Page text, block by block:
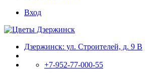
Вход
Дзержинск: ул. Строителей, д. 9 В
+7-952-77-000-55